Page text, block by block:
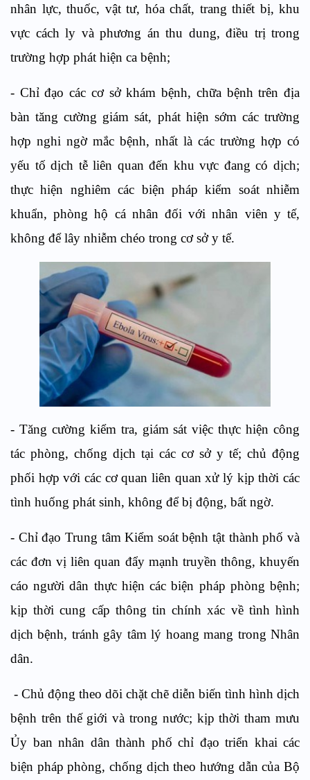
nhân lực, thuốc, vật tư, hóa chất, trang thiết bị, khu
vực cách ly và phương án thu dung, điều trị trong
trường hợp phát hiện ca bệnh;
- Chỉ đạo các cơ sở khám bệnh, chữa bệnh trên địa
bàn tăng cường giám sát, phát hiện sớm các trường
hợp nghi ngờ mắc bệnh, nhất là các trường hợp có
yếu tố dịch tễ liên quan đến khu vực đang có dịch;
thực hiện nghiêm các biện pháp kiểm soát nhiễm
khuẩn, phòng hộ cá nhân đối với nhân viên y tế,
không để lây nhiễm chéo trong cơ sở y tế.
- Tăng cường kiểm tra, giám sát việc thực hiện công
tác phòng, chống dịch tại các cơ sở y tế; chủ động
phối hợp với các cơ quan liên quan xử lý kịp thời các
tình huống phát sinh, không để bị động, bất ngờ.
- Chỉ đạo Trung tâm Kiểm soát bệnh tật thành phố và
các đơn vị liên quan đẩy mạnh truyền thông, khuyến
cáo người dân thực hiện các biện pháp phòng bệnh;
kịp thời cung cấp thông tin chính xác về tình hình
dịch bệnh, tránh gây tâm lý hoang mang trong Nhân
dân.
- Chủ động theo dõi chặt chẽ diễn biến tình hình dịch
bệnh trên thế giới và trong nước; kịp thời tham mưu
Ủy ban nhân dân thành phố chỉ đạo triển khai các
biện pháp phòng, chống dịch theo hướng dẫn của Bộ